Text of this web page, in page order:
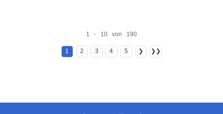
1 - 10 von 190
1 2 3 4 5 ❯ ❯❯